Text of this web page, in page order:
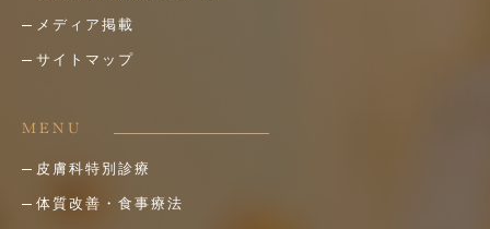
メディア掲載
サイトマップ
MENU
皮膚科特別診療
体質改善・食事療法